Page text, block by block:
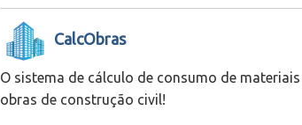
CalcObras
O sistema de cálculo de consumo de
obras de construção civil!